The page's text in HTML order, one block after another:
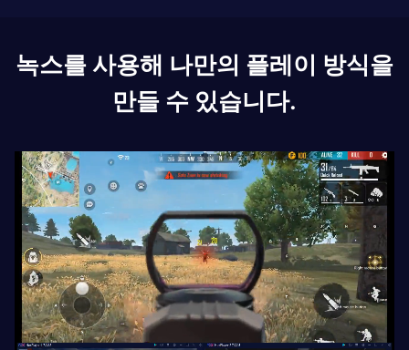
녹스를 사용해 나만의 플레이 방식을
만들 수 있습니다.